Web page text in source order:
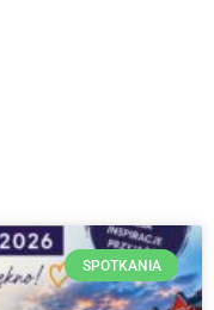
SPOTKANIA